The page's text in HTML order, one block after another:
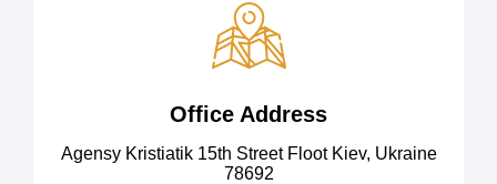
Office Address
Agensy Kristiatik 15th Street Floot Kiev, Ukraine
78692